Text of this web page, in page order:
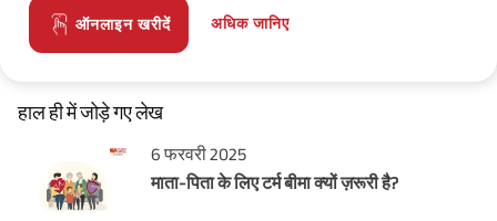
ऑनलाइन खरीदें अधिक जानिए
हाल ही में जोड़े गए लेख
6 फरवरी 2025
माता-पिता के लिए टर्म बीमा क्यों ज़रूरी है?